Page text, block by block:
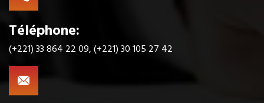
Téléphone:
(+221) 33 864 22 09, (+221) 30 105 27 42